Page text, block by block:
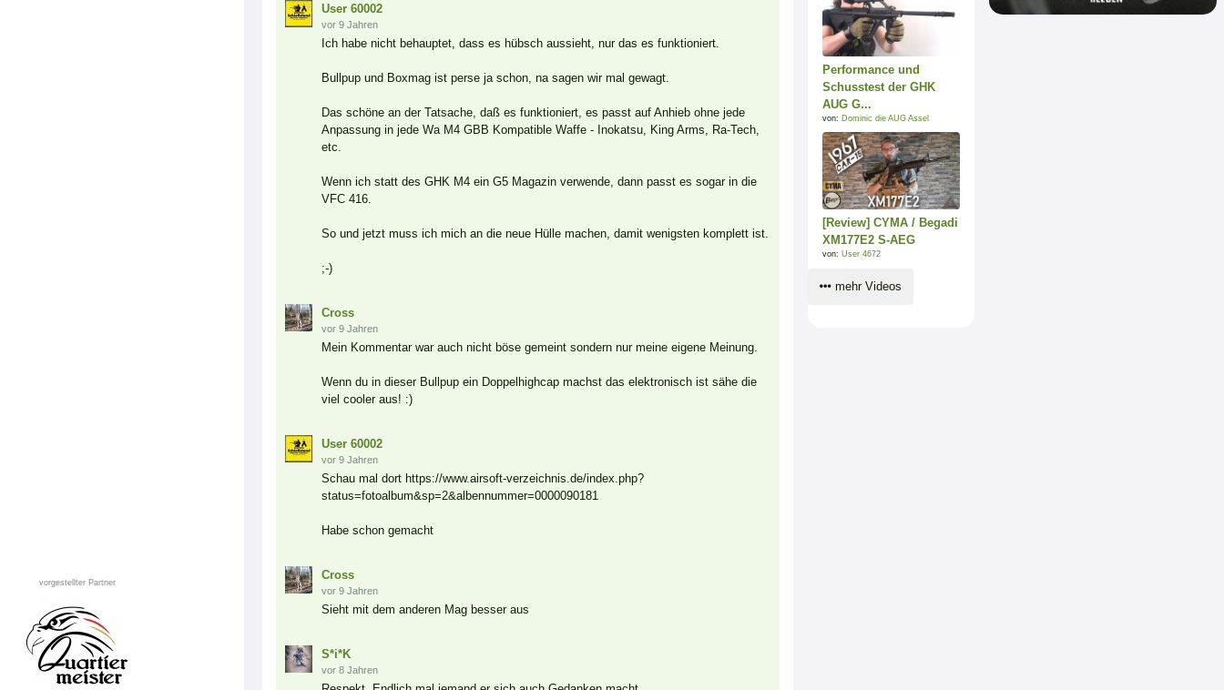
vorgestellter Partner
User 60002
vor 9 Jahren
Ich habe nicht behauptet, dass es hübsch aussieht, nur das es funktioniert.
Bullpup und Boxmag ist perse ja schon, na sagen wir mal gewagt.
Das schöne an der Tatsache, daß es funktioniert, es passt auf Anhieb ohne jede
Anpassung in jede Wa M4 GBB Kompatible Waffe - Inokatsu, King Arms, Ra-Tech,
etc.
Wenn ich statt des GHK M4 ein G5 Magazin verwende, dann passt es sogar in die
VFC 416.
So und jetzt muss ich mich an die neue Hülle machen, damit wenigsten komplett ist.
;-)
Cross
vor 9 Jahren
Mein Kommentar war auch nicht böse gemeint sondern nur meine eigene Meinung.
Wenn du in dieser Bullpup ein Doppelhighcap machst das elektronisch ist sähe die
viel cooler aus! :)
User 60002
vor 9 Jahren
Schau mal dort https://www.airsoft-verzeichnis.de/index.php?
status=fotoalbum&sp=2&albennummer=0000090181
Habe schon gemacht
Cross
vor 9 Jahren
Sieht mit dem anderen Mag besser aus
S*i*K
vor 8 Jahren
Performance und
Schusstest der GHK
AUG G...
von: Dominic die AUG Assel
[Review] CYMA / Begadi
XM177E2 S-AEG
von: User 4672
mehr Videos